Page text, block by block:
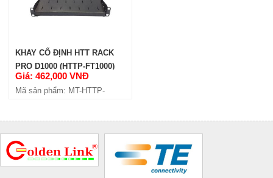
KHAY CỐ ĐỊNH HTT RACK
PRO D1000 (HTTP-FT1000)
Giá: 462,000 VNĐ
Mã sản phẩm: MT-HTTP-